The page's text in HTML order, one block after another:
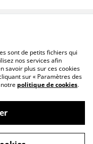
de cookies
sont de petits fichiers qui
nos services afin
savoir plus sur ces cookies
sur « Paramètres des
politique de cookies.